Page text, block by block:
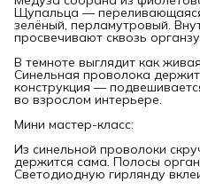
Щупальца — переливающаяся
зелёный, перламутровый.
просвечивают сквозь
В темноте выглядит как
Синельная проволока
конструкция —
во взрослом интерьере.
Мини мастер-класс:
Из синельной проволоки
держится сама. Полосы
Светодиодную гирлянду